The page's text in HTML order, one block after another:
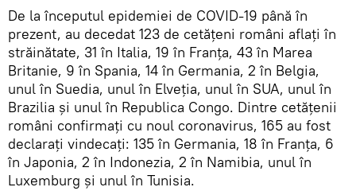
De la începutul epidemiei de COVID-19 până în
prezent, au decedat 123 de cetățeni români aflați în
străinătate, 31 în Italia, 19 în Franța, 43 în Marea
Britanie, 9 în Spania, 14 în Germania, 2 în Belgia,
unul în Suedia, unul în Elveția, unul în SUA, unul în
Brazilia și unul în Republica Congo. Dintre cetățenii
români confirmați cu noul coronavirus, 165 au fost
declarați vindecați: 135 în Germania, 18 în Franța, 6
în Japonia, 2 în Indonezia, 2 în Namibia, unul în
Luxemburg și unul în Tunisia.